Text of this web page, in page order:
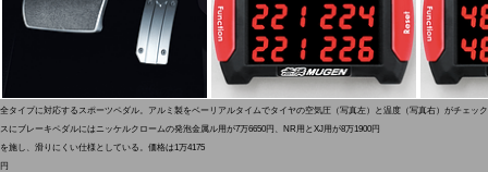
全タイプに対応するスポーツペダル。アルミ製をベー
スにブレーキペダルにはニッケルクロームの発泡金属
を施し、滑りにくい仕様としている。価格は1万4175
円
リアルタイムでタイヤの空気圧（写真左）と温度（写真右）がチェッ
ル用が7万6650円、NR用とXJ用が8万1900円